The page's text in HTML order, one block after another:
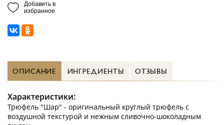
Добавить в
избранное
ОПИСАНИЕ ИНГРЕДИЕНТЫ ОТЗЫВЫ
Характеристики:
Трюфель "Шар" - оригинальный круглый трюфель с
воздушной текстурой и нежным сливочно-шоколадным